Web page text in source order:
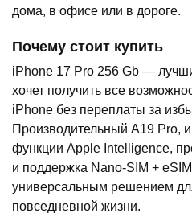
дома, в офисе или в дороге.
Почему стоит купить
iPhone 17 Pro 256 Gb —
хочет получить все
iPhone без переплаты за
Производительный A19 Pro,
функции Apple Intelligence,
и поддержка Nano-SIM +
универсальным решением
повседневной жизни.